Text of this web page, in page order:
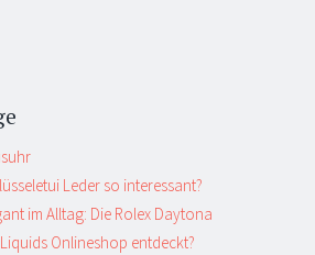
Leder so interessant?
im Alltag: Die Rolex Daytona
Onlineshop entdeckt?